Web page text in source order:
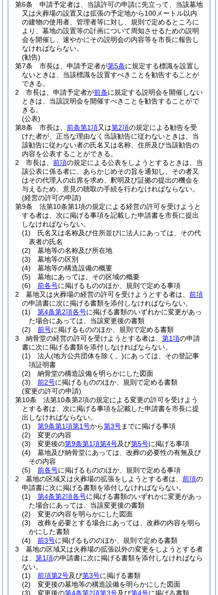
第6条
申請予定者は、当該許可の申請に先立って、当該墓地
又は火葬場の設置又は拡張の予定地から100メートル以内
の建物の使用者、管理者等に対し、規則で定めるところに
より、墓地の設置等の計画について周知させるための説明
会を開催し、速やかにその説明会の内容等を市長に報告し
なければならない。
(勧告)
第7条
市長は、申請予定者が第5条に規定する標識を設置し
ないときは、当該標識を設置すべきことを勧告することが
できる。
2
市長は、申請予定者が前条に規定する説明会を開催しない
ときは、当該説明会を開催すべきことを勧告することがで
きる。
(公表)
第8条
市長は、 前条第1項又は第2項の規定による勧告を受
けた者が、正当な理由なく当該勧告に従わないときは、当
該勧告に従わない者の氏名又は名称、住所及び当該勧告の
内容を公表することができる。
2
市長は、 前項の規定による公表をしようとするときは、当
該公表に係る者に、あらかじめその旨を通知し、その者又
はその代理人の出席を求め、釈明及び証拠の提出の機会を
与えるため、意見の聴取の手続を行わなければならない。
(経営の許可の申請)
第9条
法第10条第1項の規定による経営の許可を受けようと
する者は、次に掲げる事項を記載した申請書を市長に提出
しなければならない。
(1)
氏名又は名称及び住所並びに法人にあっては、その代
表者の氏名
(2)
墓地等の名称及び所在地
(3)
墓地等の区別
(4)
墓地等の構造設備の概要
(5)
墓地にあっては、その区域の概要
(6)
前各号に掲げるもののほか、規則で定める事項
2
墓地又は火葬場の経営の許可を受けようとする者は、 前項
の申請書に次に掲げる書類を添付しなければならない。
(1)
第4条第2項各号に掲げる書類のいずれかに変更があっ
た場合にあっては、当該変更後の書類
(2)
前号に掲げるもののほか、規則で定める書類
3
納骨堂の経営の許可を受けようとする者は、 第1項の申請
書に次に掲げる書類を添付しなければならない。
(1)
法人(地方公共団体を除く。)にあっては、その登記事
項証明書
(2)
納骨堂の構造設備を明らかにした図面
(3)
前2号に掲げるもののほか、規則で定める書類
(変更の許可の申請)
第10条
法第10条第2項の規定による変更の許可を受けよう
とする者は、次に掲げる事項を記載した申請書を市長に提
出しなければならない。
(1)
第9条第1項第1号から第3号までに掲げる事項
(2)
変更の内容
(3)
変更後の第9条第1項第4号及び第5号に掲げる事項
(4)
墓地及び納骨堂にあっては、改葬の必要性の有無及び
その内容
(5)
前各号に掲げるもののほか、規則で定める事項
2
墓地の区域又は火葬場の拡張をしようとする者は、 前項の
申請書に次に掲げる書類を添付しなければならない。
(1)
第4条第2項各号に掲げる書類のいずれかに変更があっ
た場合にあっては、当該変更後の書類
(2)
変更の内容を明らかにした図面
(3)
改葬を必要とする場合にあっては、改葬の内容を明ら
かにした書類
(4)
前3号に掲げるもののほか、規則で定める書類
3
墓地の区域又は火葬場の拡張以外の変更をしようとする者
は、 第1項の申請書に次に掲げる書類を添付しなければなら
ない。
(1)
前項第2号及び第3号に掲げる書類
(2)
変更後の墓地等の構造設備を明らかにした図面
(3)
変更後の第4条第2項第3号及び第4号に掲げる書類